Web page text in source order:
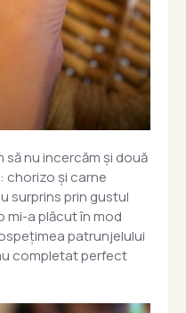
să nu incercăm și două
chorizo și carne
surprins prin gustul
mi-a plăcut în mod
patrunjelului
completat perfect